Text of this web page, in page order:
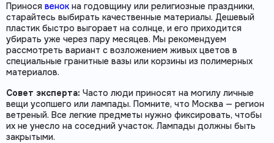
Принося венок на годовщину или религиозные праздники,
старайтесь выбирать качественные материалы. Дешевый
пластик быстро выгорает на солнце, и его приходится
убирать уже через пару месяцев. Мы рекомендуем
рассмотреть вариант с возложением живых цветов в
специальные гранитные вазы или корзины из полимерных
материалов.
Совет эксперта: Часто люди приносят на могилу личные
вещи усопшего или лампады. Помните, что Москва — регион
ветреный. Все легкие предметы нужно фиксировать, чтобы
их не унесло на соседний участок. Лампады должны быть
закрытыми.